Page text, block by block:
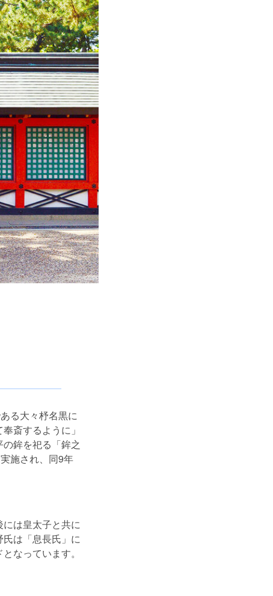
る大々杼名黒に
斎するように」
鉾を祀る「鉾之
施され、同9年
は皇太子と共に
は「息長氏」に
なっています。